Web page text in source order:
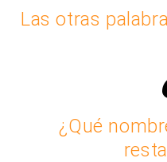
Las otras
¿Qué